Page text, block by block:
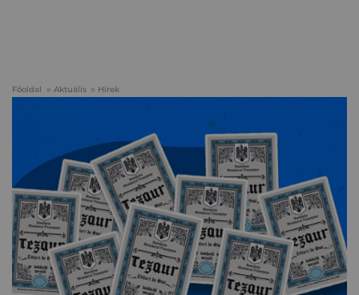
Főoldal Aktuális Hírek